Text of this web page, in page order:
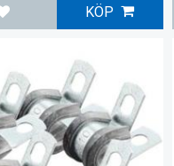
Lägg till i favoriter
KÖP